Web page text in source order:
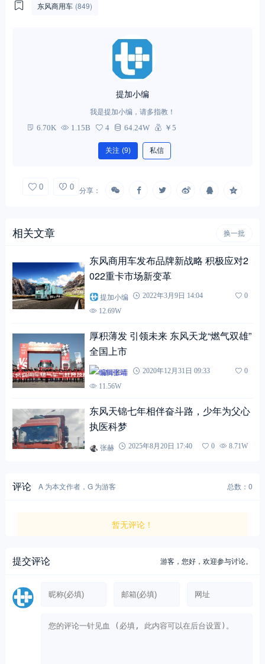
东风商用车 (849)
提加小编
我是提加小编，请多指教！
6.70K 1.15B 4 64.24W ￥5
关注 (9) 私信
0 0 分享：
相关文章 换一批
东风商用车发布品牌新战略 积极应对2
022重卡市场新变革
提加小编 2022年3月9日 14:04
0
12.69W
厚积薄发 引领未来 东风天龙“燃气双雄”
全国上市
编辑张靖 2020年12月31日 09:33
0
11.56W
东风天锦七年相伴奋斗路，少年为父心
执医科梦
张赫 2025年8月20日 17:40 0 8.71W
评论 A 为本文作者，G 为游客 总数：0
暂无评论！
提交评论 游客，您好，欢迎参与讨论。